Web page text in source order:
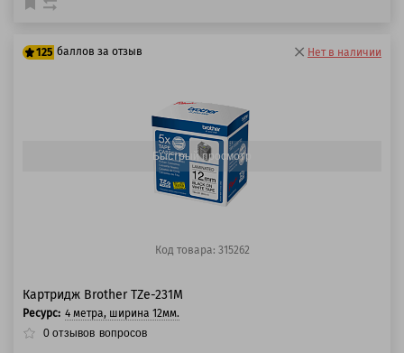
125 баллов за отзыв Нет в наличии
Быстрый просмотр
Код товара: 315262
Картридж Brother TZe-231M
Ресурс: 4 метра, ширина 12мм.
0 отзывов вопросов